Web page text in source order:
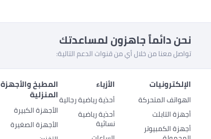
نحن دائماً جاهزون لمساعدتك
تواصل معنا من خلال أي من قنوات الدعم التالية:
الإلكترونيات
الهواتف المتحركة
أجهزة التابلت
أجهزة الكمبيوتر
الأزياء
أحذية رياضية رجالية
أحذية رياضية
نسائية
المطبخ والأجهزة
المنزلية
الأجهزة الكبيرة
الأجهزة الصغيرة